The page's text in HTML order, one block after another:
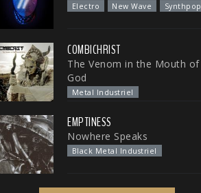
Electro New Wave Synthpop
COMBICHRIST
The Venom in the Mouth of
God
Metal Industriel
EMPTINESS
Nowhere Speaks
Black Metal Industriel